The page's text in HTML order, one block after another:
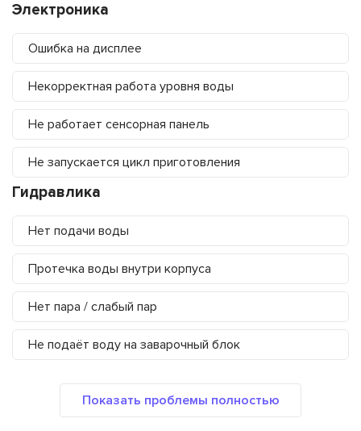
Электроника
Ошибка на дисплее
Некорректная работа уровня воды
Не работает сенсорная панель
Не запускается цикл приготовления
Гидравлика
Нет подачи воды
Протечка воды внутри корпуса
Нет пара / слабый пар
Не подаёт воду на заварочный блок